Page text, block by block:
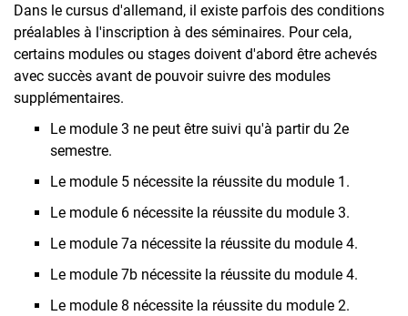
Dans le cursus d'allemand, il existe parfois des conditions
préalables à l'inscription à des séminaires. Pour cela,
certains modules ou stages doivent d'abord être achevés
avec succès avant de pouvoir suivre des modules
supplémentaires.
Le module 3 ne peut être suivi qu'à partir du 2e
semestre.
Le module 5 nécessite la réussite du module 1.
Le module 6 nécessite la réussite du module 3.
Le module 7a nécessite la réussite du module 4.
Le module 7b nécessite la réussite du module 4.
Le module 8 nécessite la réussite du module 2.